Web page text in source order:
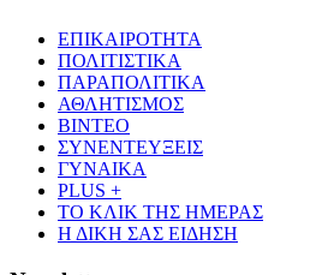
ΕΠΙΚΑΙΡΟΤΗΤΑ
ΠΟΛΙΤΙΣΤΙΚΑ
ΠΑΡΑΠΟΛΙΤΙΚΑ
ΑΘΛΗΤΙΣΜΟΣ
ΒΙΝΤΕΟ
ΣΥΝΕΝΤΕΥΞΕΙΣ
ΓΥΝΑΙΚΑ
PLUS +
ΤΟ ΚΛΙΚ ΤΗΣ ΗΜΕΡΑΣ
Η ΔΙΚΗ ΣΑΣ ΕΙΔΗΣΗ